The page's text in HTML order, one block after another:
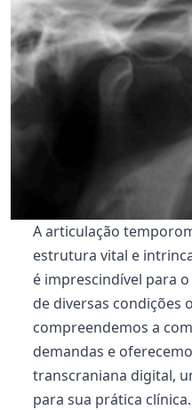
A articulação
estrutura vital e
é imprescindível para
de diversas condições
compreendemos a
demandas e
transcraniana digital,
para sua prática clínica.